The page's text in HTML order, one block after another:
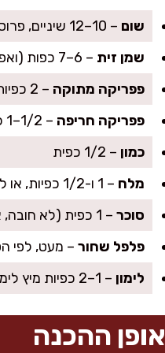
שום – 10–12 שיניים, פרוסות דק
שמן זית – 6–7 כפות (ואפשר עוד 1–2 כפות בסוף לברק יפה)
פפריקה מתוקה – 2 כפיות
פפריקה חריפה – 1/2–1 כפית, לפי רמת החריפות שאוהבים
כמון – 1/2 כפית
מלח – 1 ו-1/2 כפיות, או לפי הטעם
סוכר – 1 כפית (לא חובה, אבל מאזן חומציות ומקפיץ טעם)
פלפל שחור – מעט, לפי
לימון – 1–2 כפיות מיץ לימון בסוף (רשות, נותן טוויסט מרענן)
אופן ההכנה